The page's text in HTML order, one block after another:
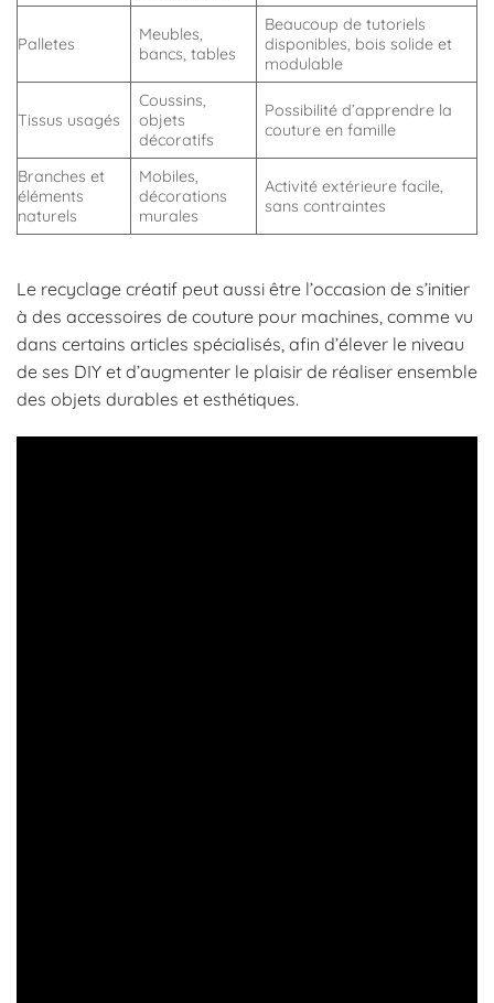
Palletes
Meubles,
bancs, tables
Beaucoup de tutoriels
disponibles, bois solide et
modulable
Tissus usagés
Coussins,
objets
décoratifs
Possibilité d’apprendre la
couture en famille
Branches et
éléments
naturels
Mobiles,
décorations
murales
Activité extérieure facile,
sans contraintes
Le recyclage créatif peut aussi être l’occasion de s’initier
à des accessoires de couture pour machines, comme vu
dans certains articles spécialisés, afin d’élever le niveau
de ses DIY et d’augmenter le plaisir de réaliser ensemble
des objets durables et esthétiques.